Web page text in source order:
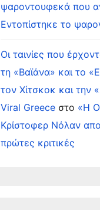
ψαροντουφεκά που
Εντοπίστηκε το
Οι ταινίες που
τη «Βαϊάνα» και το
τον Χίτσκοκ και την
Viral Greece στο «Η
Κρίστοφερ Νόλαν
πρώτες κριτικές